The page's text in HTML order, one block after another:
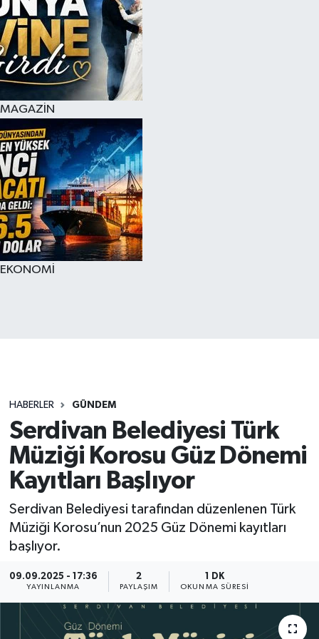
MAGAZİN
EKONOMİ
HABERLER GÜNDEM
Serdivan Belediyesi Türk
Müziği Korosu Güz Dönemi
Kayıtları Başlıyor
Serdivan Belediyesi tarafından düzenlenen Türk
Müziği Korosu’nun 2025 Güz Dönemi kayıtları
başlıyor.
09.09.2025 - 17:36
YAYINLANMA
2
PAYLAŞIM
1 DK
OKUNMA SÜRESI